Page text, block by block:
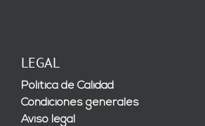
LEGAL
Política de Calidad
Condiciones generales
Aviso legal